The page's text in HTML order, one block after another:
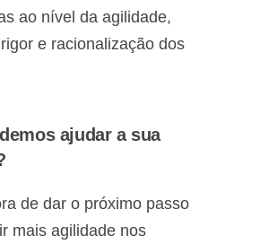
ao nível da agilidade,
e racionalização dos
ajudar a sua
de dar o próximo passo
mais agilidade nos